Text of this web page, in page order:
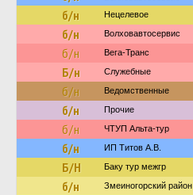
б/н Нецелевое
б/н Волховавтосервис
б/н Вега-Транс
Б/н Служебные
б/н Ведомственные
б/н Прочие
б/н ЧТУП Альта-тур
б/н ИП Титов А.В.
Б/Н Баку тур межгр
б/н Змеиногорский район